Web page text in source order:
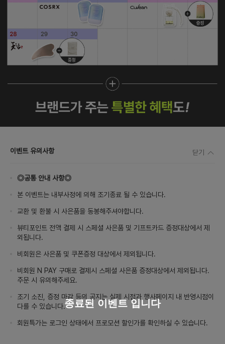
이벤트 유의사항 닫기
◎공통 안내 사항◎
본 이벤트는 내부사정에 의해 조기종료 될 수 있습니다.
교환 및 환불 시 사은품을 동봉해주셔야합니다.
뷰티포인트 전액 결제 시 스페셜 사은품 및 기프트카드 증정대상에서 제
외됩니다.
비회원은 사은품 및 쿠폰증정 대상에서 제외됩니다.
비회원 N PAY 구매로 결제시 스페셜 사은품 증정대상에서 제외됩니다.
주문 시 유의해주세요.
조기 소진, 증정 마감 등의 공지는 실제 시점과 행사페이지 내 반영시점이
다를 수 있습니다.
회원특가는 로그인 상태에서 프로모션 할인가를 확인하실 수 있습니다.
종료된 이벤트 입니다